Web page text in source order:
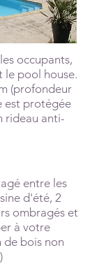
occupants,
le pool house.
(profondeur
est protégée
rideau anti-
entre les
d'été, 2
ombragés et
à votre
de bois non